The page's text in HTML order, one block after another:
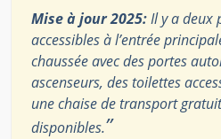
Mise à jour 2025:Il y a deux
accessibles à l’entrée
chaussée avec des portes
ascenseurs, des toilettes
une chaise de transport
disponibles.”